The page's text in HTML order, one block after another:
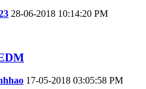
28-06-2018 10:14:20 PM
17-05-2018 03:05:58 PM